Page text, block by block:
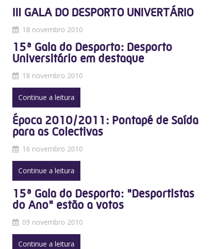
III GALA DO DESPORTO UNIVERTÁRIO
18 novembro 2010
15ª Gala do Desporto: Desporto
Universitário em destaque
18 novembro 2010
Continue a leitura
Época 2010/2011: Pontapé de Saída
para as Colectivas
16 novembro 2010
Continue a leitura
15ª Gala do Desporto: "Desportistas
do Ano" estão a votos
09 novembro 2010
Continue a leitura